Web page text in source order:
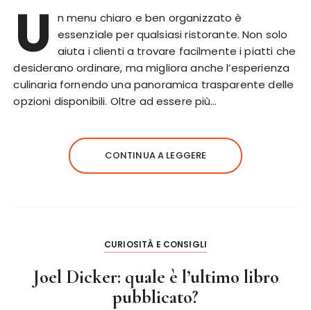
U
n menu chiaro e ben organizzato è
essenziale per qualsiasi ristorante. Non solo
aiuta i clienti a trovare facilmente i piatti che
desiderano ordinare, ma migliora anche l’esperienza
culinaria fornendo una panoramica trasparente delle
opzioni disponibili. Oltre ad essere più…
CONTINUA A LEGGERE
CURIOSITÀ E CONSIGLI
Joel Dicker: quale è l’ultimo libro
pubblicato?